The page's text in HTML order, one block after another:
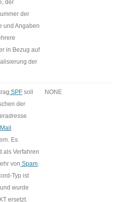
der
der
und Angaben
in Bezug auf
der
SPF soll
der
Es
als Verfahren
von Spam.
Typ ist
wurde
ersetzt.
NONE